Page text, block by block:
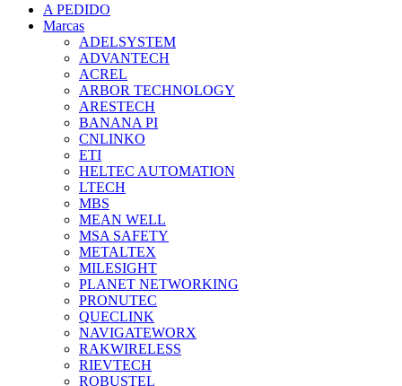
A PEDIDO
Marcas
ADELSYSTEM
ADVANTECH
ACREL
ARBOR TECHNOLOGY
ARESTECH
BANANA PI
CNLINKO
ETI
HELTEC AUTOMATION
LTECH
MBS
MEAN WELL
MSA SAFETY
METALTEX
MILESIGHT
PLANET NETWORKING
PRONUTEC
QUECLINK
NAVIGATEWORX
RAKWIRELESS
RIEVTECH
ROBUSTEL